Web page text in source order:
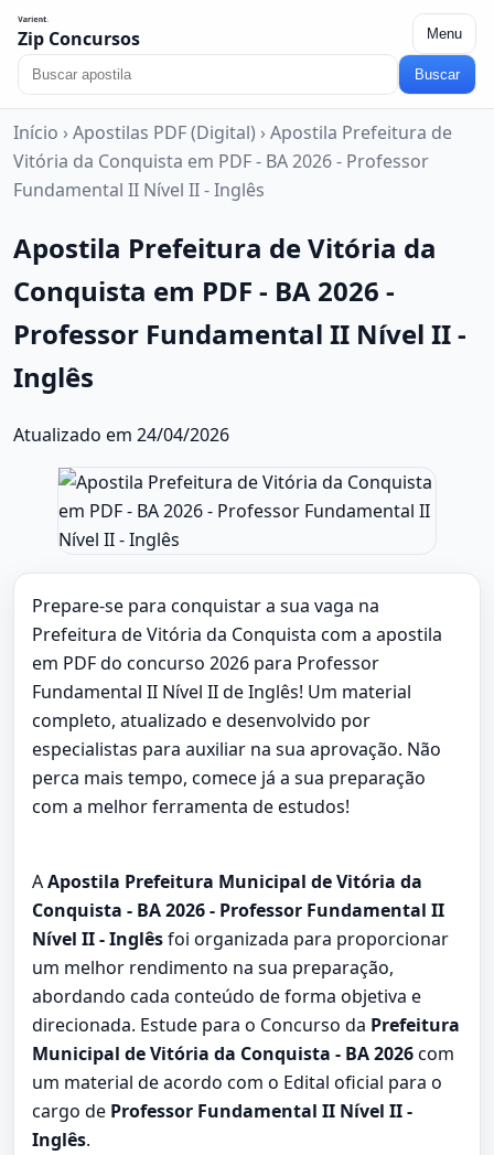
Zip Concursos Menu
Buscar
Início › Apostilas PDF (Digital) › Apostila Prefeitura de
Vitória da Conquista em PDF - BA 2026 - Professor
Fundamental II Nível II - Inglês
Apostila Prefeitura de Vitória da
Conquista em PDF - BA 2026 -
Professor Fundamental II Nível II -
Inglês
Atualizado em 24/04/2026
Prepare-se para conquistar a sua vaga na
Prefeitura de Vitória da Conquista com a apostila
em PDF do concurso 2026 para Professor
Fundamental II Nível II de Inglês! Um material
completo, atualizado e desenvolvido por
especialistas para auxiliar na sua aprovação. Não
perca mais tempo, comece já a sua preparação
com a melhor ferramenta de estudos!
AApostila Prefeitura Municipal de Vitória da
Conquista - BA 2026 - Professor Fundamental II
Nível II - Inglêsfoi organizada para proporcionar
um melhor rendimento na sua preparação,
abordando cada conteúdo de forma objetiva e
direcionada. Estude para o Concurso da Prefeitura
Municipal de Vitória da Conquista - BA 2026com
um material de acordo com o Edital oficial para o
cargo de Professor Fundamental II Nível II -
Inglês.